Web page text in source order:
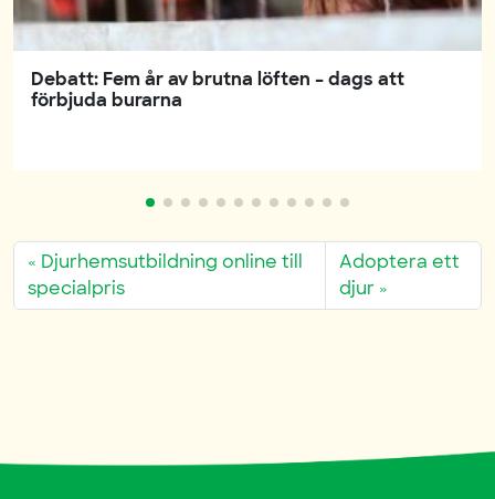
Debatt: Fem år av brutna löften – dags att
förbjuda burarna
Djurhemsutbildning online till
specialpris
Adoptera ett
djur